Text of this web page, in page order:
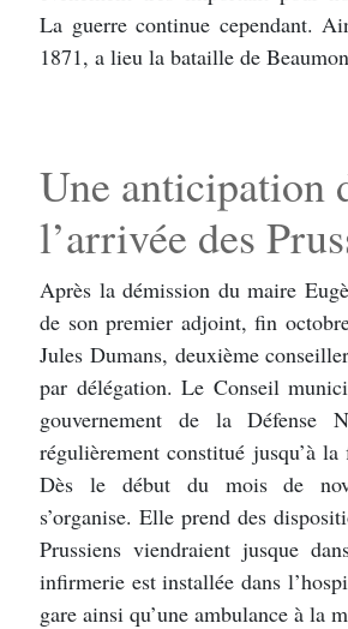
La guerre continue cependant.
1871, a lieu la bataille de
Une anticipation
l’arrivée des
Après la démission du maire
de son premier adjoint, fin
Jules Dumans, deuxième
par délégation. Le Conseil
gouvernement de la Défense
régulièrement constitué jusqu’à
Dès le début du mois de
s’organise. Elle prend des
Prussiens viendraient jusque
infirmerie est installée dans
gare ainsi qu’une ambulance à la